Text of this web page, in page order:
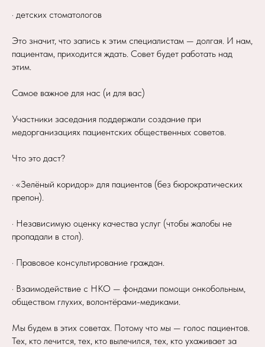
· детских стоматологов
Это значит, что запись к этим специалистам — долгая. И нам,
пациентам, приходится ждать. Совет будет работать над
этим.
Самое важное для нас (и для вас)
Участники заседания поддержали создание при
медорганизациях пациентских общественных советов.
Что это даст?
· «Зелёный коридор» для пациентов (без бюрократических
препон).
· Независимую оценку качества услуг (чтобы жалобы не
пропадали в стол).
· Правовое консультирование граждан.
· Взаимодействие с НКО — фондами помощи онкобольным,
обществом глухих, волонтёрами-медиками.
Мы будем в этих советах. Потому что мы — голос пациентов.
Тех, кто лечится, тех, кто вылечился, тех, кто ухаживает за